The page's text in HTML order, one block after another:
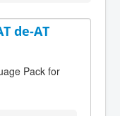
de-AT
Pack for